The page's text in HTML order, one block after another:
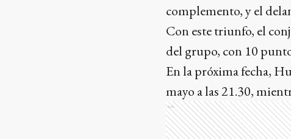
complemento, y el
Con este triunfo, el
del grupo, con 10
En la próxima fecha,
mayo a las 21.30,
Ads